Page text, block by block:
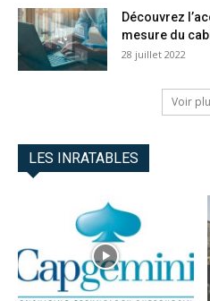
Découvrez
mesure du
28 juillet 2022
Voir
LES INRATABLES